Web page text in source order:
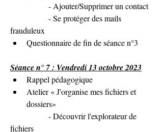
- Ajouter/Supprimer un contact
- Se protéger des mails
frauduleux
Questionnaire de fin de séance n°3
Séance n° 7 : Vendredi 13 octobre 2023
Rappel pédagogique
Atelier « J'organise mes fichiers et
dossiers»
- Découvrir l'explorateur de
fichiers